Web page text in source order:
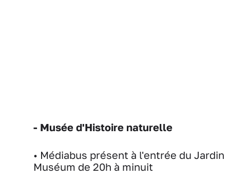
- Musée d'Histoire naturelle
• Médiabus présent à l'entrée du Jardin
Muséum de 20h à minuit